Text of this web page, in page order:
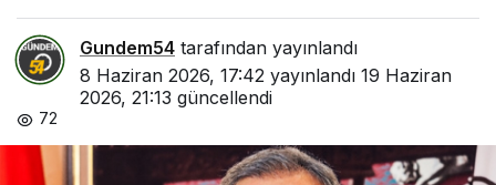
Gundem54 tarafından yayınlandı
8 Haziran 2026, 17:42 yayınlandı 19 Haziran
2026, 21:13 güncellendi
72